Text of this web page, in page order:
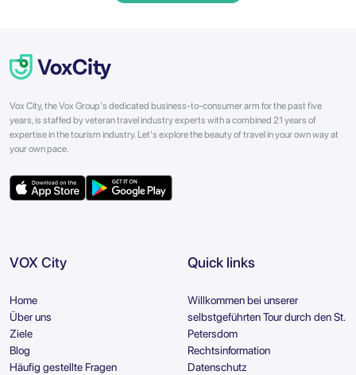
Vox City, the Vox Group's dedicated business-to-consumer arm for the past five
years, is staffed by veteran travel industry experts with a combined 21 years of
expertise in the tourism industry. Let's explore the beauty of travel in your own way at
your own pace.
VOX City
Home
Über uns
Ziele
Blog
Häufig gestellte Fragen
Quick links
Willkommen bei unserer
selbstgeführten Tour durch den St.
Petersdom
Rechtsinformation
Datenschutz